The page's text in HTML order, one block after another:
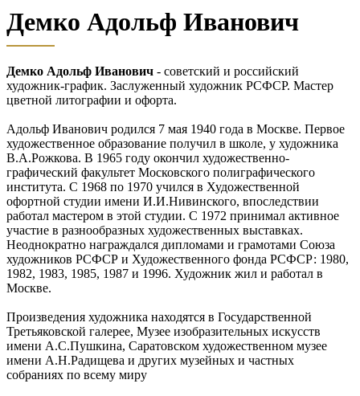
Демко Адольф Иванович
Демко Адольф Иванович - советский и российский
художник-график. Заслуженный художник РСФСР. Мастер
цветной литографии и офорта.
Адольф Иванович родился 7 мая 1940 года в Москве. Первое
художественное образование получил в школе, у художника
В.А.Рожкова. В 1965 году окончил художественно-
графический факультет Московского полиграфического
института. С 1968 по 1970 учился в Художественной
офортной студии имени И.И.Нивинского, впоследствии
работал мастером в этой студии. С 1972 принимал активное
участие в разнообразных художественных выставках.
Неоднократно награждался дипломами и грамотами Союза
художников РСФСР и Художественного фонда РСФСР: 1980,
1982, 1983, 1985, 1987 и 1996. Художник жил и работал в
Москве.
Произведения художника находятся в Государственной
Третьяковской галерее, Музее изобразительных искусств
имени А.С.Пушкина, Саратовском художественном музее
имени А.Н.Радищева и других музейных и частных
собраниях по всему миру